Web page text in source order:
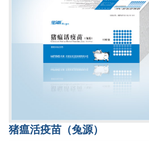
猪瘟活疫苗（兔源）